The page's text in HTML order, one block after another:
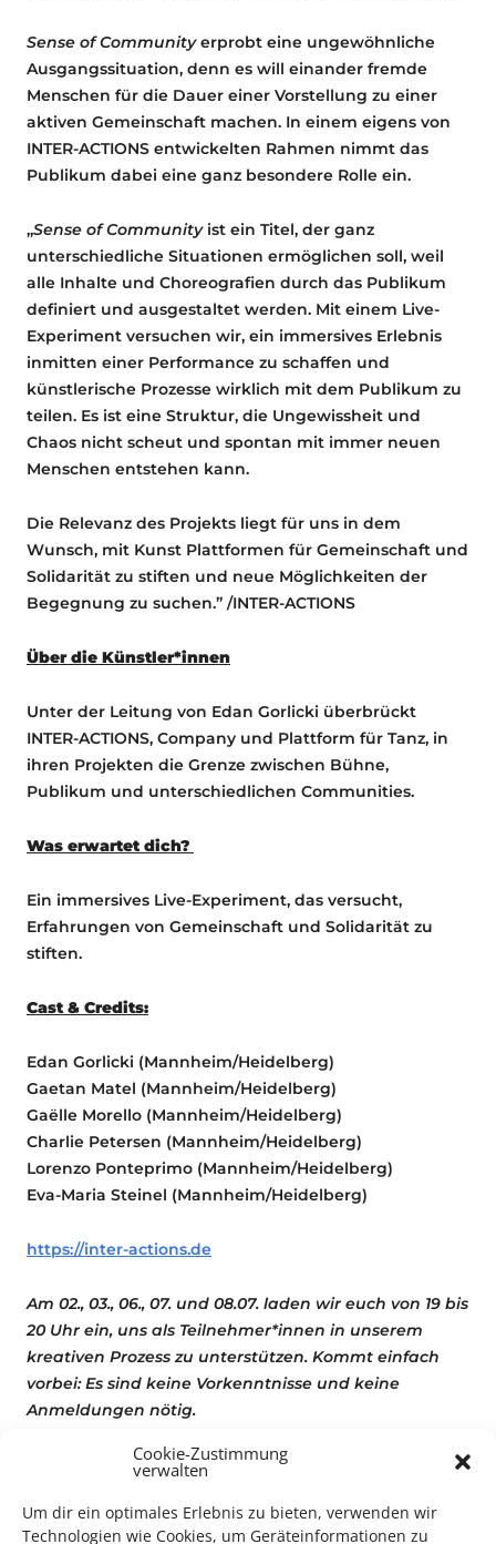
Cookie-Zustimmung
verwalten
Um dir ein optimales Erlebnis zu bieten, verwenden wir
Technologien wie Cookies, um Geräteinformationen zu
Sense of Communityerprobt eine ungewöhnliche
Ausgangssituation, denn es will einander fremde
Menschen für die Dauer einer Vorstellung zu einer
aktiven Gemeinschaft machen. In einem eigens von
INTER-ACTIONS entwickelten Rahmen nimmt das
Publikum dabei eine ganz besondere Rolle ein.
„Sense of Communityist ein Titel, der ganz
unterschiedliche Situationen ermöglichen soll, weil
alle Inhalte und Choreografien durch das Publikum
definiert und ausgestaltet werden. Mit einem Live-
Experiment versuchen wir, ein immersives Erlebnis
inmitten einer Performance zu schaffen und
künstlerische Prozesse wirklich mit dem Publikum zu
teilen. Es ist eine Struktur, die Ungewissheit und
Chaos nicht scheut und spontan mit immer neuen
Menschen entstehen kann.
Die Relevanz des Projekts liegt für uns in dem
Wunsch, mit Kunst Plattformen für Gemeinschaft und
Solidarität zu stiften und neue Möglichkeiten der
Begegnung zu suchen.” /INTER-ACTIONS
Über die Künstler*innen
Unter der Leitung von Edan Gorlicki überbrückt
INTER-ACTIONS, Company und Plattform für Tanz, in
ihren Projekten die Grenze zwischen Bühne,
Publikum und unterschiedlichen Communities.
Was erwartet dich?
Ein immersives Live-Experiment, das versucht,
Erfahrungen von Gemeinschaft und Solidarität zu
stiften.
Cast & Credits:
Edan Gorlicki (Mannheim/Heidelberg)
Gaetan Matel (Mannheim/Heidelberg)
Gaëlle Morello (Mannheim/Heidelberg)
Charlie Petersen (Mannheim/Heidelberg)
Lorenzo Ponteprimo (Mannheim/Heidelberg)
Eva-Maria Steinel (Mannheim/Heidelberg)
https://inter-actions.de
Am 02., 03., 06., 07. und 08.07. laden wir euch von 19 bis
20 Uhr ein, uns als Teilnehmer*innen in unserem
kreativen Prozess zu unterstützen. Kommt einfach
vorbei: Es sind keine Vorkenntnisse und keine
Anmeldungen nötig.
Mit dem Kulturpass erhalten Sie freien Eintritt.
Eintanzhaushier